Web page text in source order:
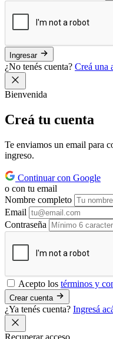
Ingresar
¿No tenés cuenta? Creá una
Bienvenida
Creá tu cuenta
Te enviamos un email para
ingreso.
Continuar con Google
o con tu email
Nombre completo
Email
Contraseña
Acepto los términos y
Crear cuenta
¿Ya tenés cuenta? Ingresá